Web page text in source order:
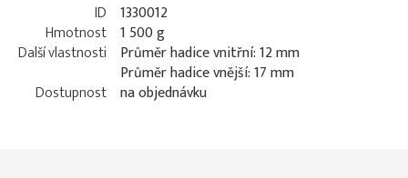
ID 1330012
Hmotnost 1 500 g
Další vlastnosti
Průměr hadice vnitřní: 12 mm
Průměr hadice vnější: 17 mm
Dostupnost na objednávku